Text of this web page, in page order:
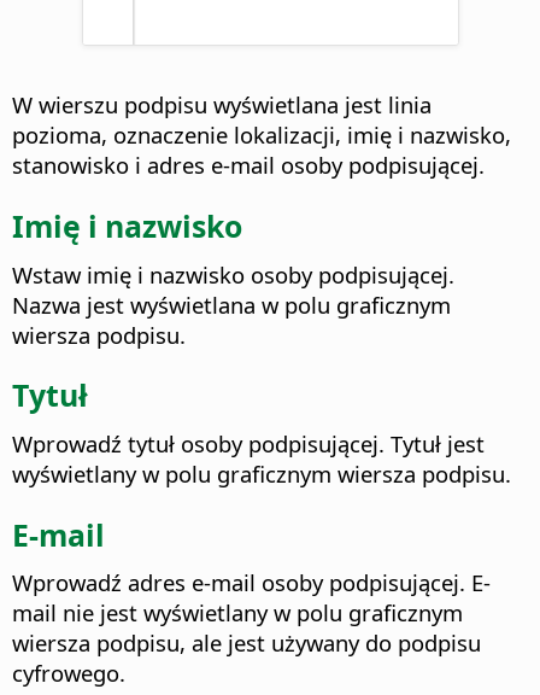
W wierszu podpisu wyświetlana jest linia
pozioma, oznaczenie lokalizacji, imię i nazwisko,
stanowisko i adres e-mail osoby podpisującej.
Imię i nazwisko
Wstaw imię i nazwisko osoby podpisującej.
Nazwa jest wyświetlana w polu graficznym
wiersza podpisu.
Tytuł
Wprowadź tytuł osoby podpisującej. Tytuł jest
wyświetlany w polu graficznym wiersza podpisu.
E-mail
Wprowadź adres e-mail osoby podpisującej. E-
mail nie jest wyświetlany w polu graficznym
wiersza podpisu, ale jest używany do podpisu
cyfrowego.